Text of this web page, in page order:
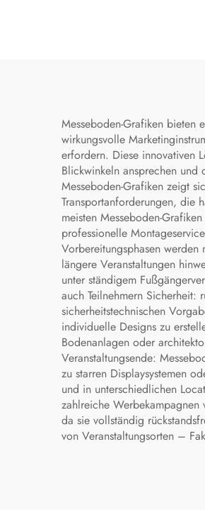
Messeboden-Grafiken bieten
wirkungsvolle
erfordern. Diese innovativen
Blickwinkeln ansprechen und
Messeboden-Grafiken zeigt
Transportanforderungen, die
meisten Messeboden-
professionelle
Vorbereitungsphasen
längere Veranstaltungen
unter ständigem
auch Teilnehmern
sicherheitstechnischen
individuelle Designs zu
Bodenanlagen oder
Veranstaltungsende:
zu starren Displaysystemen
und in unterschiedlichen
zahlreiche
da sie vollständig
von Veranstaltungsorten –